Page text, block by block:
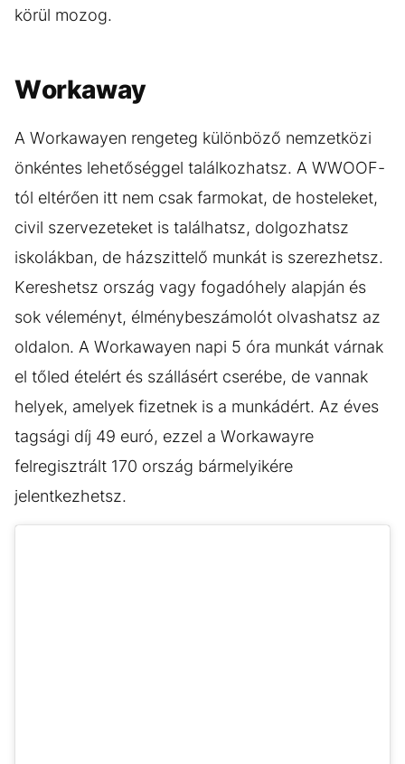
körül mozog.
Workaway
A Workawayen rengeteg különböző nemzetközi
önkéntes lehetőséggel találkozhatsz. A WWOOF-
tól eltérően itt nem csak farmokat, de hosteleket,
civil szervezeteket is találhatsz, dolgozhatsz
iskolákban, de házszittelő munkát is szerezhetsz.
Kereshetsz ország vagy fogadóhely alapján és
sok véleményt, élménybeszámolót olvashatsz az
oldalon. A Workawayen napi 5 óra munkát várnak
el tőled ételért és szállásért cserébe, de vannak
helyek, amelyek fizetnek is a munkádért. Az éves
tagsági díj 49 euró, ezzel a Workawayre
felregisztrált 170 ország bármelyikére
jelentkezhetsz.